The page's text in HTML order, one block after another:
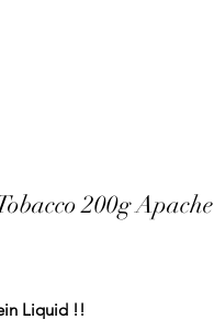
200g Apache
Liquid !!